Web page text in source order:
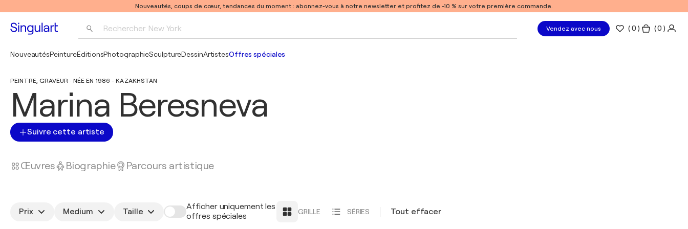
Nouveautés, coups de cœur, tendances du moment : abonnez-vous à notre newsletter et profitez de -10 % sur votre première commande.
Rechercher New York Vendez avec nous (0 ) ( 0 )
NouveautésPeintureÉditionsPhotographieSculptureDessinArtistesOffres spéciales
PEINTRE, GRAVEUR · NÉE EN 1986 - KAZAKHSTAN
Marina Beresneva
Suivre cette artiste
Œuvres Biographie Parcours artistique
Prix Medium Taille
Afficher uniquement les
offres spéciales
GRILLE SÉRIES Tout effacer